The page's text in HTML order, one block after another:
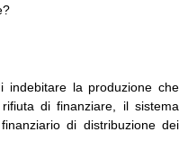
la produzione che
di finanziare, il sistema
di distribuzione dei